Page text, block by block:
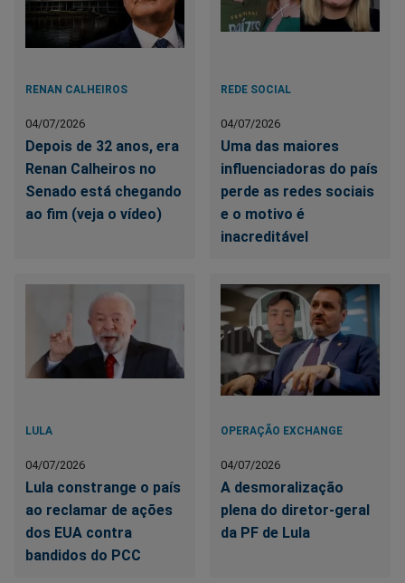
RENAN CALHEIROS
04/07/2026
Depois de 32 anos, era
Renan Calheiros no
Senado está chegando
ao fim (veja o vídeo)
REDE SOCIAL
04/07/2026
Uma das maiores
influenciadoras do país
perde as redes sociais
e o motivo é
inacreditável
LULA
04/07/2026
Lula constrange o país
ao reclamar de ações
dos EUA contra
bandidos do PCC
OPERAÇÃO EXCHANGE
04/07/2026
A desmoralização
plena do diretor-geral
da PF de Lula